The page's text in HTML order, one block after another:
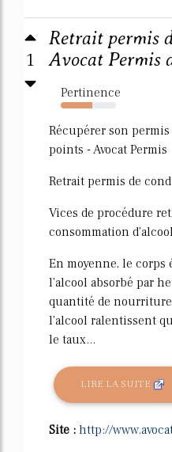
1
Retrait permis
Avocat Permis
Pertinence
57%
Récupérer son
points - Avocat Permis
Retrait permis de
Vices de procédure
consommation d'alcool
En moyenne, le corps
l'alcool absorbé par
quantité de nourriture
l'alcool ralentissent
le taux...
LIRE LA SUITE
Site : http://